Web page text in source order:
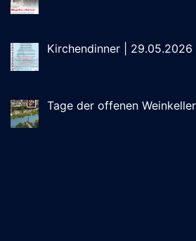
Kirchendinner | 29.05.2026
Tage der offenen